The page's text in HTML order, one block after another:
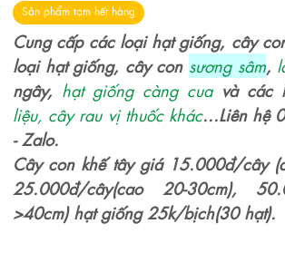
Sản phẩm tạm hết hàng
Cung cấp các loại hạt giống, cây
loại hạt giống, cây con sương sâm,
ngây, hạt giống càng cuavà các
liệu, cây rau vị thuốc khác...Liên hệ
- Zalo.
Cây con khế tây giá 15.000đ/cây
25.000đ/cây(cao 20-30cm),
>40cm) hạt giống 25k/bịch(30 hạt).